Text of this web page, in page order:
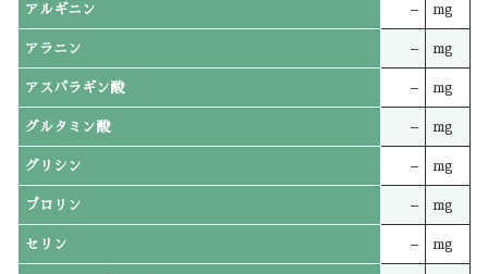
アルギニン – mg
アラニン – mg
アスパラギン酸 – mg
グルタミン酸 – mg
グリシン – mg
プロリン – mg
セリン – mg